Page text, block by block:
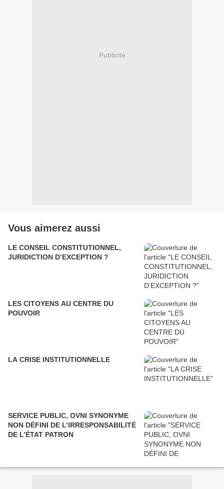
Publicité
Vous aimerez aussi
LE CONSEIL CONSTITUTIONNEL,
JURIDICTION D’EXCEPTION ?
LES CITOYENS AU CENTRE DU
POUVOIR
LA CRISE INSTITUTIONNELLE
SERVICE PUBLIC, OVNI SYNONYME
NON DÉFINI DE L’IRRESPONSABILITÉ
DE L’ÉTAT PATRON